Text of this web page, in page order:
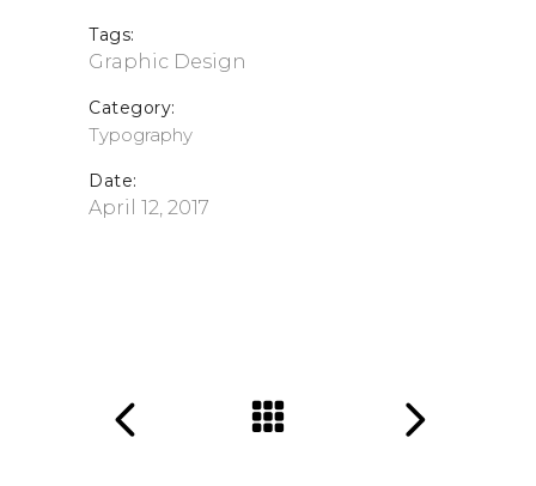
Tags:
Graphic Design
Category:
Typography
Date:
April 12, 2017